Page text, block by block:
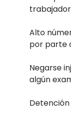
Alto
por parte
Negarse
algún